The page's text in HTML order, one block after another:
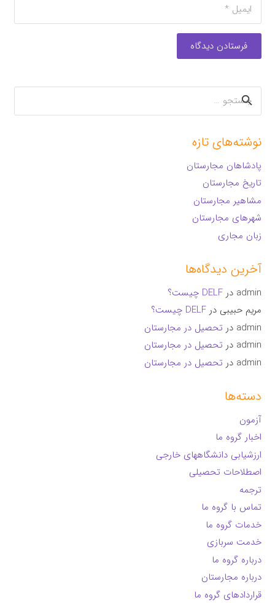
فرستادن دیدگاه
جستجو
برای:
نوشته‌های تازه
پادشاهان مجارستان
تاریخ مجارستان
مشاهیر مجارستان
شهرهای مجارستان
زبان مجاری
آخرین دیدگاه‌ها
admin درDELF چیست؟
مریم حبیبی درDELF چیست؟
admin در تحصیل در مجارستان
admin در تحصیل در مجارستان
admin در تحصیل در مجارستان
دسته‌ها
آزمون
اخبار گروه ما
ارزشیابی دانشگاههای خارجی
اصطلاحات تحصیلی
ترجمه
تماس با گروه ما
خدمات گروه ما
خدمت سربازی
درباره گروه ما
درباره مجارستان
قراردادهای گروه ما